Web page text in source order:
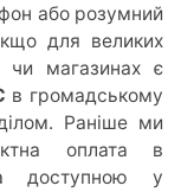
або розумний
для великих
чи магазинах є
в громадському
Раніше ми
оплата в
доступною у